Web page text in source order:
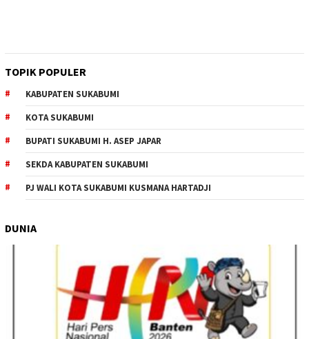
TOPIK POPULER
KABUPATEN SUKABUMI
KOTA SUKABUMI
BUPATI SUKABUMI H. ASEP JAPAR
SEKDA KABUPATEN SUKABUMI
PJ WALI KOTA SUKABUMI KUSMANA HARTADJI
DUNIA